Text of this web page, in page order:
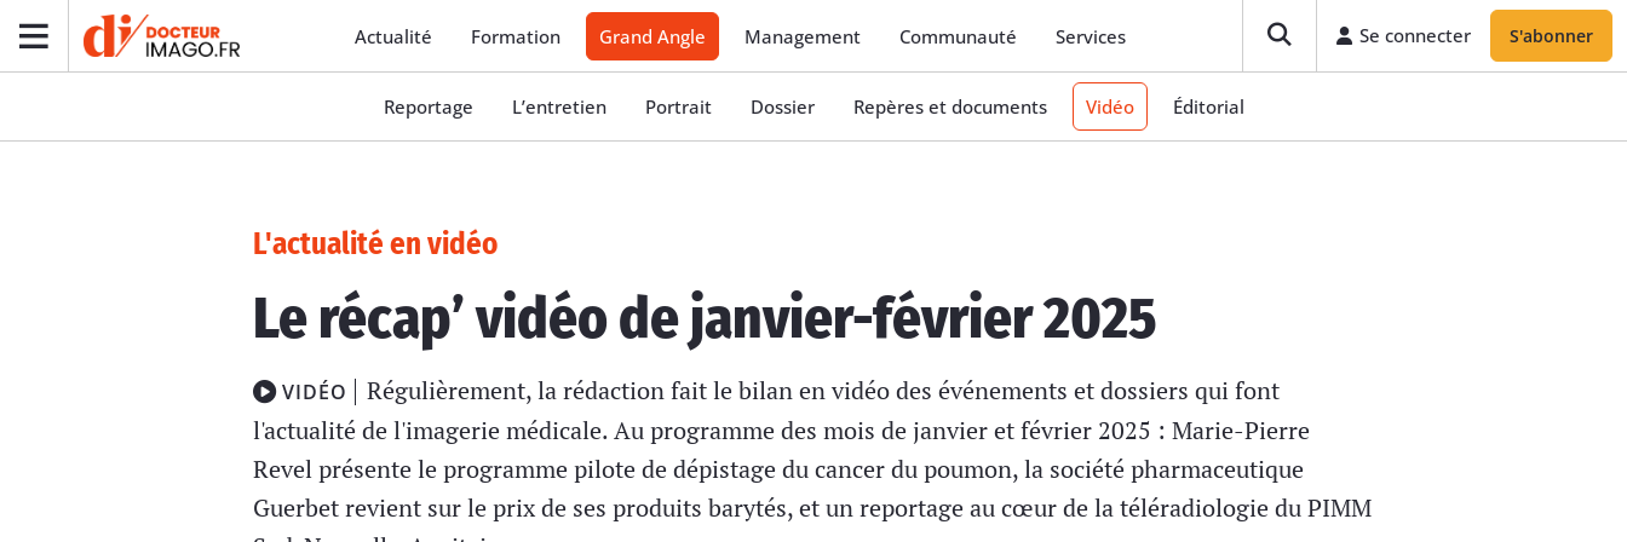
Actualité Formation Grand Angle Management Communauté Services Se connecter S'abonner
Reportage L’entretien Portrait Dossier Repères et documents Vidéo Éditorial
L'actualité en vidéo
Le récap’ vidéo de janvier-février 2025
VIDÉO
Régulièrement, la rédaction fait le bilan en vidéo des événements et dossiers qui font
l'actualité de l'imagerie médicale. Au programme des mois de janvier et février 2025 : Marie-Pierre
Revel présente le programme pilote de dépistage du cancer du poumon, la société pharmaceutique
Guerbet revient sur le prix de ses produits barytés, et un reportage au cœur de la téléradiologie du PIMM